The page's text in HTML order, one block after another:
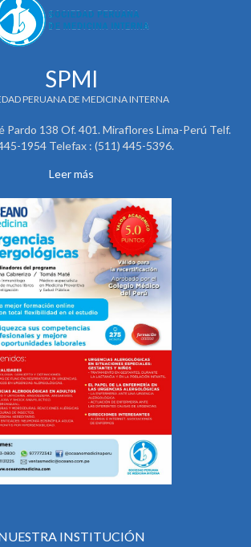
SPMI
PERUANA DE MEDICINA INTERNA
Pardo 138 Of. 401. Miraflores Lima-Perú Telf.
1954 Telefax : (511) 445-5396.
Leer más
INSTITUCIÓN